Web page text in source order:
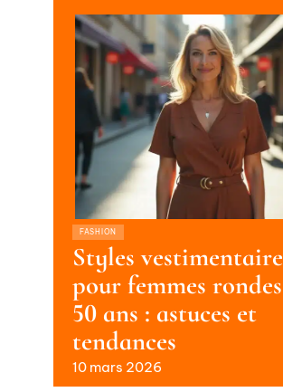
FASHION
Styles
pour femmes
50 ans : astuces et
tendances
10 mars 2026